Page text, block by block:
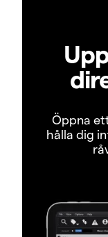
Öppna
hålla dig